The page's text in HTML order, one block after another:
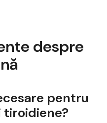
despre
pentru
tiroidiene?